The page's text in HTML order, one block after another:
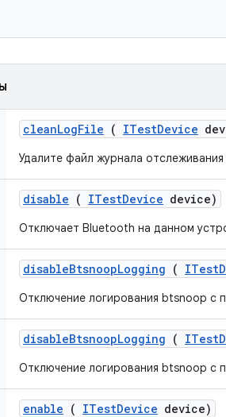
cleanLogFile ( ITestDevice
Удалите файл журнала
disable ( ITestDevice device)
Отключает Bluetooth на данном
disableBtsnoopLogging ( ITest
Отключение логирования btsnoop с
disableBtsnoopLogging ( ITest
Отключение логирования btsnoop с
enable ( ITestDevice device)